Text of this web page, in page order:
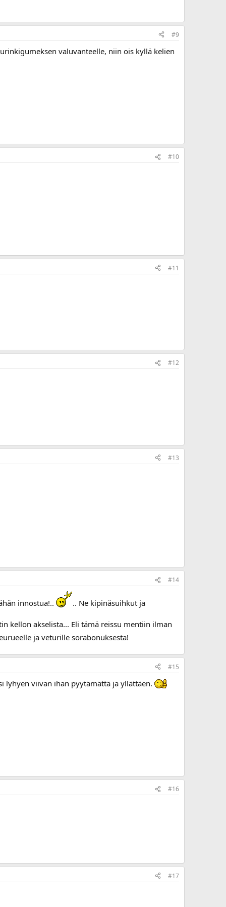
#9
valuvanteelle, niin ois kyllä kelien
#10
#11
#12
#13
#14
innostua!..
.. Ne kipinäsuihkut ja
kellon akselista... Eli tämä reissu mentiin ilman
ja veturille sorabonuksesta!
#15
lyhyen viivan ihan pyytämättä ja yllättäen.
#16
#17